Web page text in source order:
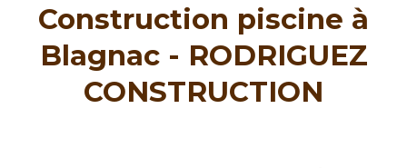
Construction piscine à
Blagnac - RODRIGUEZ
CONSTRUCTION